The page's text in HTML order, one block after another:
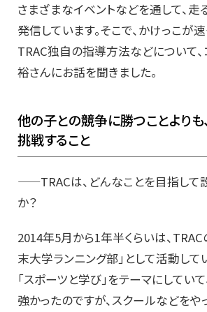
さまざまなイベントなどを通して、走
発信しています。そこで、かけっこが
TRAC独自の指導方法などについて
裕さんにお話を聞きました。
他の子との競争に勝つことより
挑戦すること
——TRACは、どんなことを目指して
か？
2014年5月から1年半くらいは、
末大学ランニング部」として活動して
「スポーツと学び」をテーマにしてい
強かったのですが、スクールなどをや